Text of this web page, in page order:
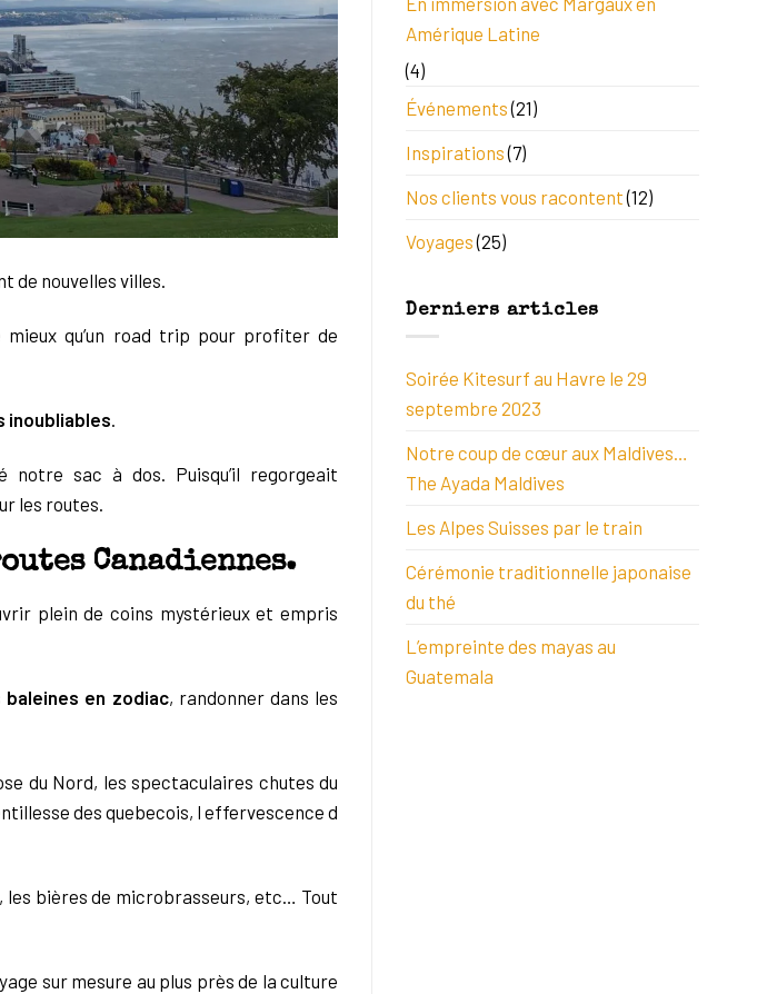
de nouvelles villes.
qu’un road trip pour profiter de
inoubliables.
notre sac à dos. Puisqu’il regorgeait
les routes.
Canadiennes.
plein de coins mystérieux et empris
en zodiac, randonner dans les
du Nord, les spectaculaires chutes du
des quebecois, l effervescence d
les bières de microbrasseurs, etc… Tout
sur mesure au plus près de la culture
Amérique Latine
(4)
Événements(21)
Inspirations(7)
Nos clients vous racontent(12)
Voyages(25)
Derniers articles
Soirée Kitesurf au Havre le 29
septembre 2023
Notre coup de cœur aux Maldives…
The Ayada Maldives
Les Alpes Suisses par le train
Cérémonie traditionnelle japonaise
du thé
L’empreinte des mayas au
Guatemala